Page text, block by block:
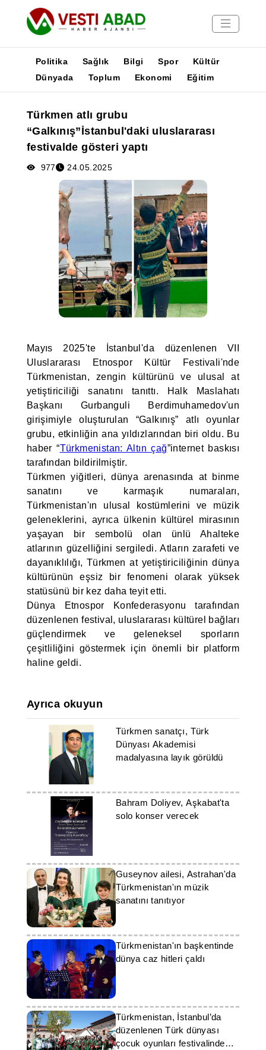
Yayınlar
Medya
Poster
Politika Sağlık Bilgi Spor
Kültür
Dünyada
Toplum Ekonomi Eğitim
Türkmen atlı grubu
“Galkınış”İstanbul'daki uluslararası
festivalde gösteri yaptı
977 24.05.2025
Mayıs 2025'te İstanbul'da düzenlenen VII
Uluslararası Etnospor Kültür Festivali'nde
Türkmenistan, zengin kültürünü ve ulusal at
yetiştiriciliği sanatını tanıttı. Halk Maslahatı
Başkanı Gurbanguli Berdimuhamedov'un
girişimiyle oluşturulan “Galkınış” atlı oyunlar
grubu, etkinliğin ana yıldızlarından biri oldu. Bu
haber “Türkmenistan: Altın çağ”internet baskısı
tarafından bildirilmiştir.
Türkmen yiğitleri, dünya arenasında at binme
sanatını ve karmaşık numaraları,
Türkmenistan'ın ulusal kostümlerini ve müzik
geleneklerini, ayrıca ülkenin kültürel mirasının
yaşayan bir sembolü olan ünlü Ahalteke
atlarının güzelliğini sergiledi. Atların zarafeti ve
dayanıklılığı, Türkmen at yetiştiriciliğinin dünya
kültürünün eşsiz bir fenomeni olarak yüksek
statüsünü bir kez daha teyit etti.
Dünya Etnospor Konfederasyonu tarafından
düzenlenen festival, uluslararası kültürel bağları
güçlendirmek ve geleneksel sporların
çeşitliliğini göstermek için önemli bir platform
haline geldi.
Ayrıca okuyun
Türkmen sanatçı, Türk
Dünyası Akademisi
madalyasına layık görüldü
Bahram Doliyev, Aşkabat'ta
solo konser verecek
Guseynov ailesi, Astrahan'da
Türkmenistan'ın müzik
sanatını tanıtıyor
Türkmenistan'ın başkentinde
dünya caz hitleri çaldı
Türkmenistan, İstanbul’da
düzenlenen Türk dünyası
çocuk oyunları festivalinde